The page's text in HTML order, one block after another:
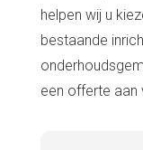
helpen wij u
bestaande
een offerte aan